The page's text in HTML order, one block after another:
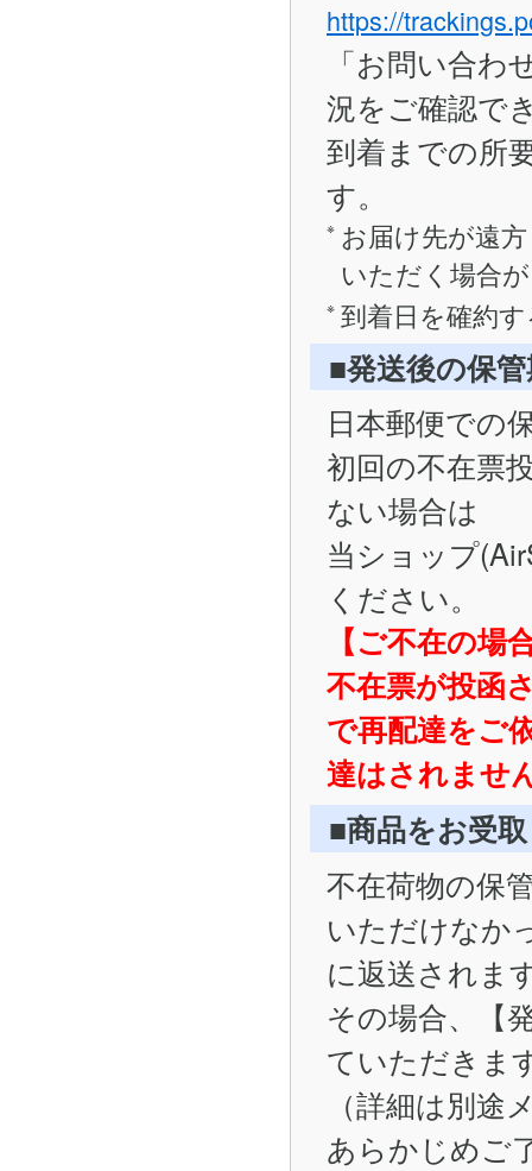
https://
「お問い合
況をご確認で
到着までの所
す。
お届け先が遠
いただく場合
到着日を確約
■発送後の保
日本郵便での
初回の不在票
ない場合は
当ショップ
ください。
【ご不在の場
不在票が投函
で再配達をご
達はされませ
■商品をお受
不在荷物の保
いただけなか
に返送されま
その場合、【
ていただきま
（詳細は別
あらかじめご